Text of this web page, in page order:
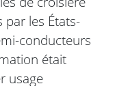
par les États-
conducteurs
était
usage